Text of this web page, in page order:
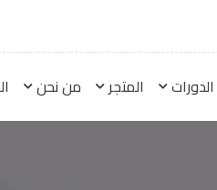
الدورات المتجر من نحن